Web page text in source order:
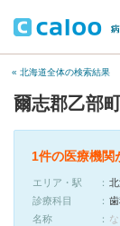
« 北海道全体の検索結果
爾志郡乙部
1件の医療機関
エリア・駅
診療科目
名称
な